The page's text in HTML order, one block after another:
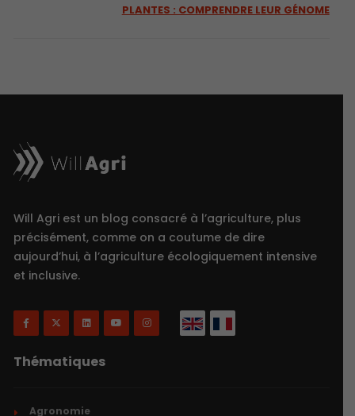
PLANTES : COMPRENDRE LEUR GÉNOME
Will Agri est un blog consacré à l’agriculture, plus
précisément, comme on a coutume de dire
aujourd’hui, à l’agriculture écologiquement intensive
et inclusive.
Thématiques
Agronomie